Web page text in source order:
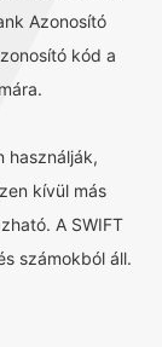
Azonosító
kód a
használják,
kívül más
A SWIFT
számokból áll.